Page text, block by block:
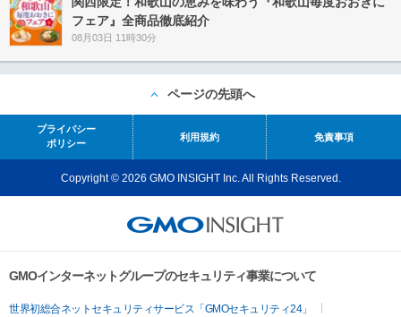
フェア』全商品徹底紹介
08月03日 11時30分
ページの先頭へ
プライバシー
ポリシー
利用規約 免責事項
Copyright © 2026 GMO INSIGHT Inc. All Rights Reserved.
GMOインターネットグループのセキュリティ事業について
世界初総合ネットセキュリティサービス「GMOセキュリティ24」